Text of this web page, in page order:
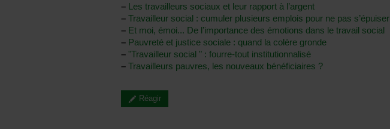
– Les travailleurs sociaux et leur rapport à l’argent
– Travailleur social : cumuler plusieurs emplois pour ne pas s’épuiser
– Et moi, émoi... De l’importance des émotions dans le travail social
– Pauvreté et justice sociale : quand la colère gronde
– "Travailleur social " : fourre-tout institutionnalisé
– Travailleurs pauvres, les nouveaux bénéficiaires ?
Réagir